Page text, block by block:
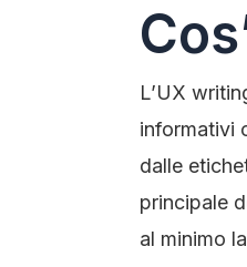
L’UX
informativi
dalle
principale
al minimo